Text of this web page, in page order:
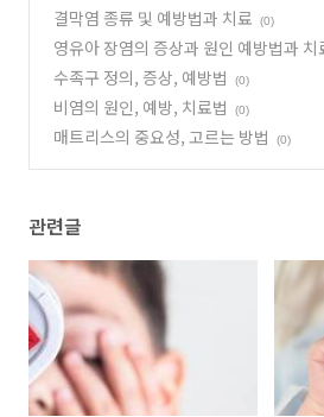
결막염 종류 및 예방법과 치료
(0)
영유아 장염의 증상과 원인 예방법과 치
수족구 정의, 증상, 예방법 (0)
비염의 원인, 예방, 치료법 (0)
매트리스의 중요성, 고르는 방법 (0)
관련글